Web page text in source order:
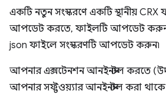
একটি নতুন সংস্করণে একটি স্থানীয় CRX
আপডেট করতে, ফাইলটি আপডেট করুন
json ফাইলে সংস্করণটি আপডেট করুন৷
আপনার এক্সটেনশন আনইনস্টল করতে
আপনার সফ্টওয়্যার আনইনস্টল করা